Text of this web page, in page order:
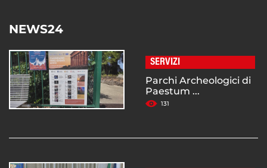
NEWS24
SERVIZI
Parchi Archeologici di
Paestum ...
131